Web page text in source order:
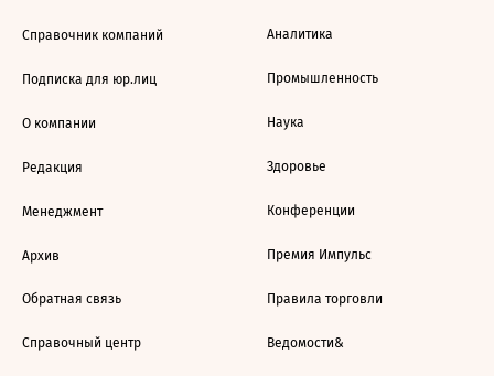
Справочник компаний
Подписка для юр.лиц
О компании
Редакция
Менеджмент
Архив
Обратная связь
Справочный центр
Аналитика
Промышленность
Наука
Здоровье
Конференции
Премия Импульс
Правила торговли
Ведомости&